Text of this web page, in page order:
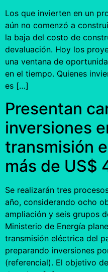
Los que invierten en un
aún no comenzó a
la baja del costo de
devaluación. Hoy los
una ventana de
en el tiempo. Quienes
es […]
Presentan
inversiones
transmisión
más de US$
Se realizarán tres
año, considerando ocho
ampliación y seis grupos
Ministerio de Energía
transmisión eléctrica del
preparando inversiones
(referencial). El objetivo